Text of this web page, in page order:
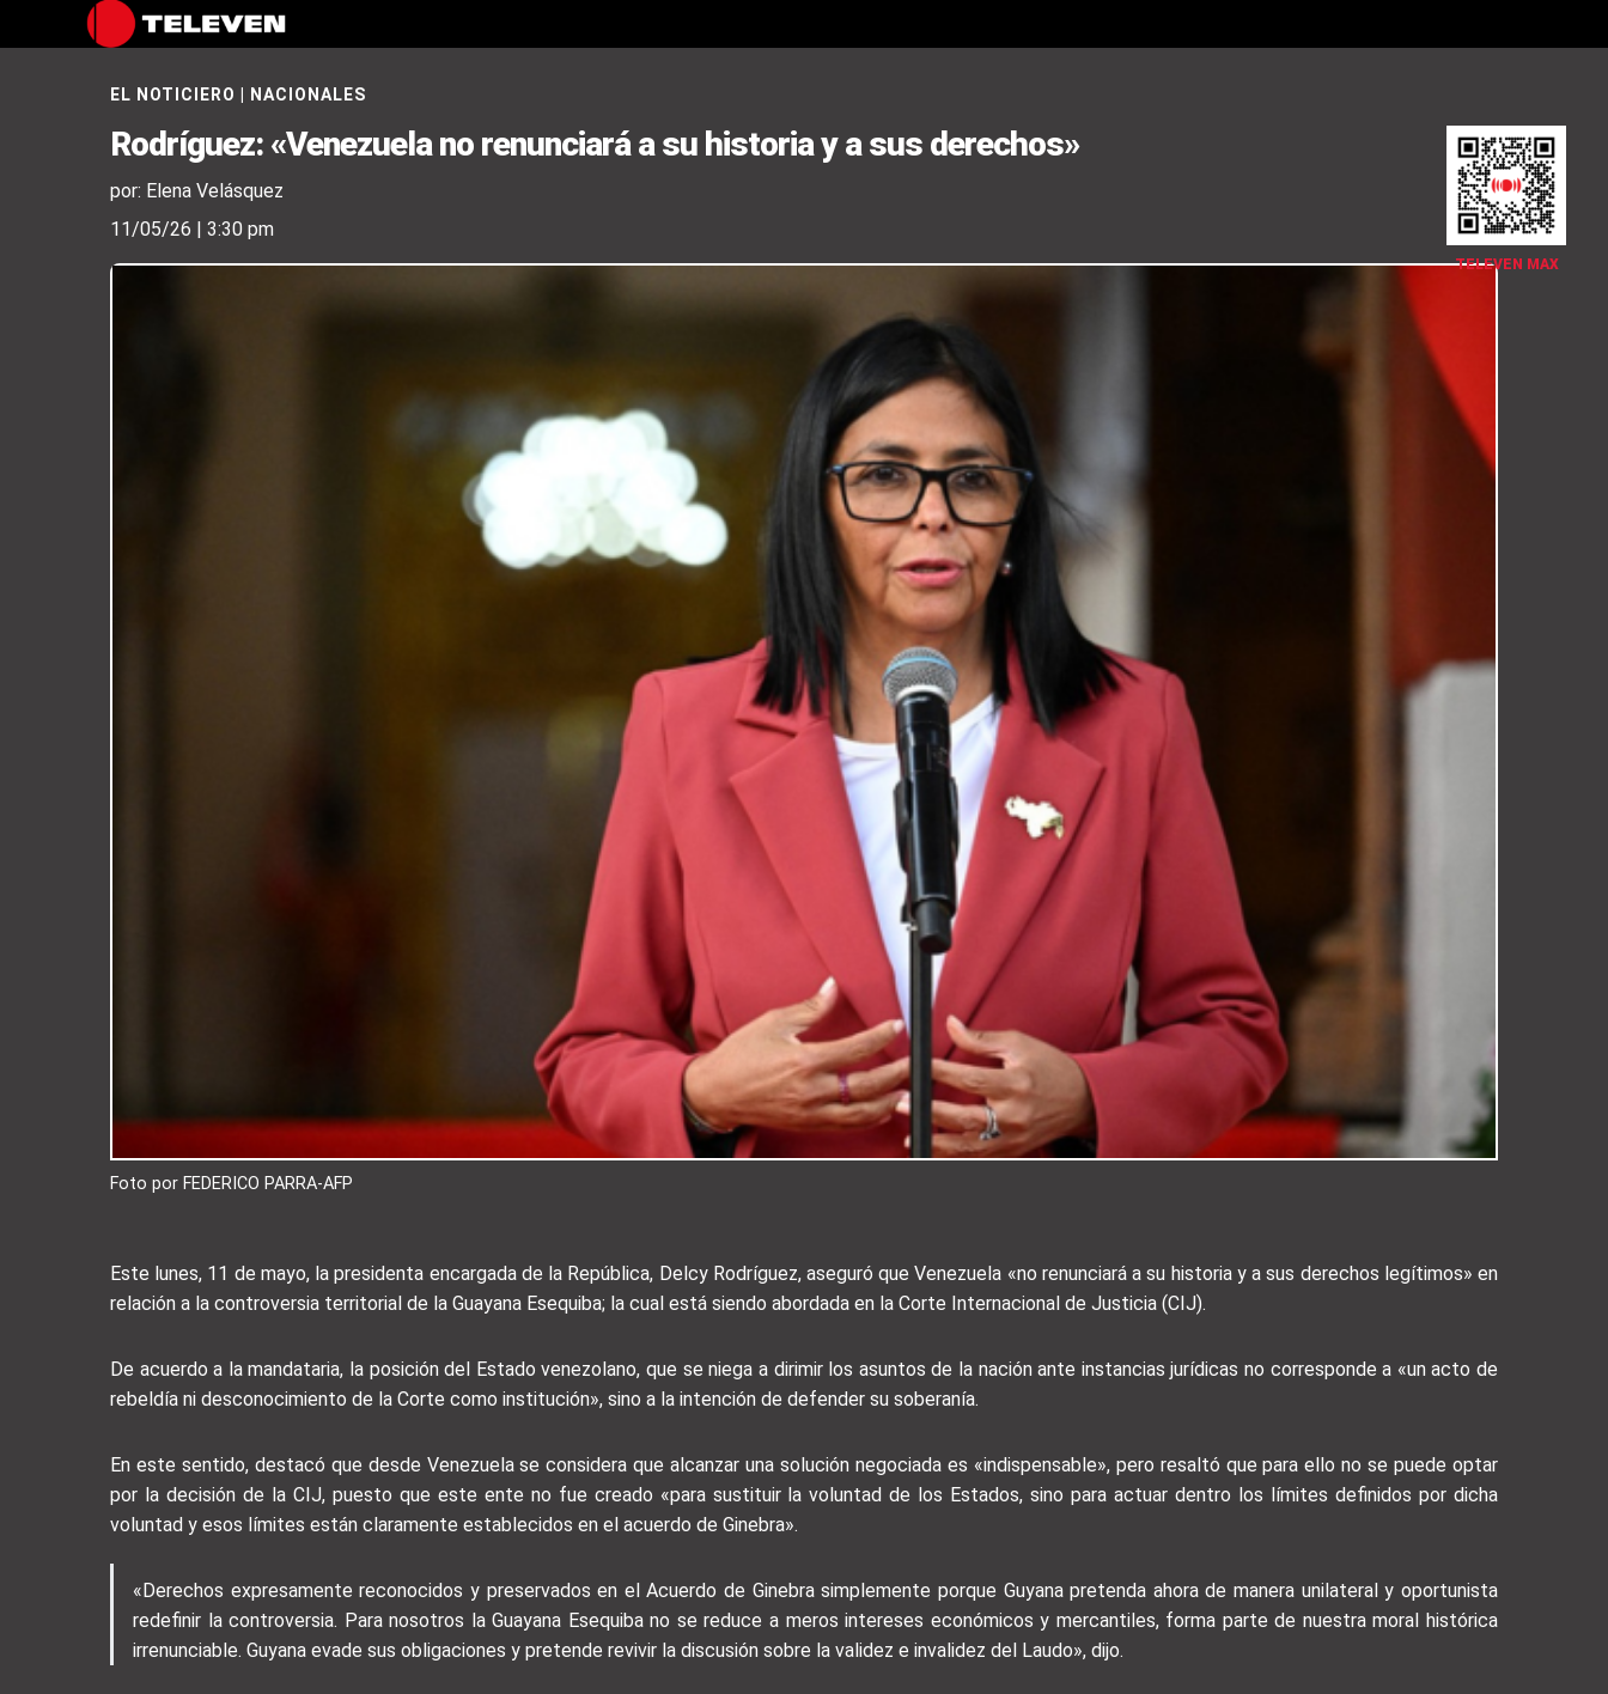
TELEVEN MAX
EL NOTICIERO NACIONALES
Rodríguez: «Venezuela no renunciará a su historia y a sus derechos»
por: Elena Velásquez
11/05/26 | 3:30 pm
Foto por FEDERICO PARRA-AFP
Este lunes, 11 de mayo, la presidenta encargada de la República, Delcy Rodríguez, aseguró que Venezuela «no renunciará a su historia y a sus derechos legítimos» en
relación a la controversia territorial de la Guayana Esequiba; la cual está siendo abordada en la Corte Internacional de Justicia (CIJ).
De acuerdo a la mandataria, la posición del Estado venezolano, que se niega a dirimir los asuntos de la nación ante instancias jurídicas no corresponde a «un acto de
rebeldía ni desconocimiento de la Corte como institución», sino a la intención de defender su soberanía.
En este sentido, destacó que desde Venezuela se considera que alcanzar una solución negociada es «indispensable», pero resaltó que para ello no se puede optar
por la decisión de la CIJ, puesto que este ente no fue creado «para sustituir la voluntad de los Estados, sino para actuar dentro los límites definidos por dicha
voluntad y esos límites están claramente establecidos en el acuerdo de Ginebra».
«Derechos expresamente reconocidos y preservados en el Acuerdo de Ginebra simplemente porque Guyana pretenda ahora de manera unilateral y oportunista
redefinir la controversia. Para nosotros la Guayana Esequiba no se reduce a meros intereses económicos y mercantiles, forma parte de nuestra moral histórica
irrenunciable. Guyana evade sus obligaciones y pretende revivir la discusión sobre la validez e invalidez del Laudo», dijo.